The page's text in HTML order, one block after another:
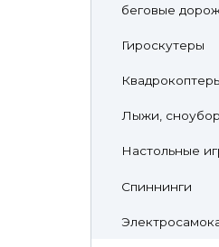
беговые
Гироскутеры
Лыжи,
Настольные
Спиннинги